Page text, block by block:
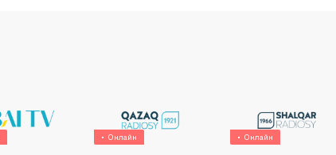
Онлайн Онлайн